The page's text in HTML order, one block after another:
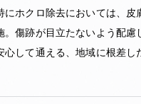
ホクロ除去においては、皮
傷跡が目立たないよう配慮
して通える、地域に根差し